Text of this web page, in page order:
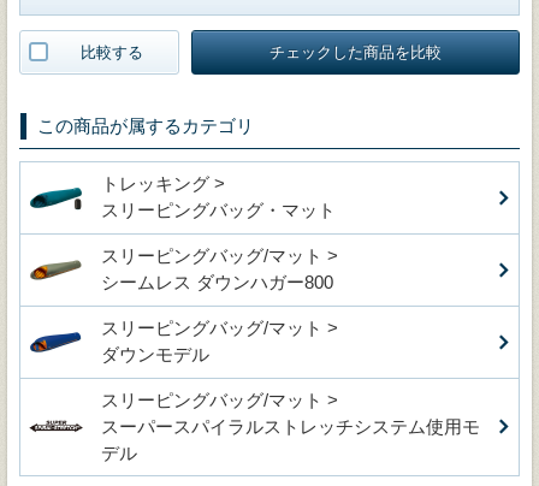
比較する チェックした商品を比較
この商品が属するカテゴリ
トレッキング >
スリーピングバッグ・マット
スリーピングバッグ/マット >
シームレス ダウンハガー800
スリーピングバッグ/マット >
ダウンモデル
スリーピングバッグ/マット >
スーパースパイラルストレッチシステム使用モ
デル